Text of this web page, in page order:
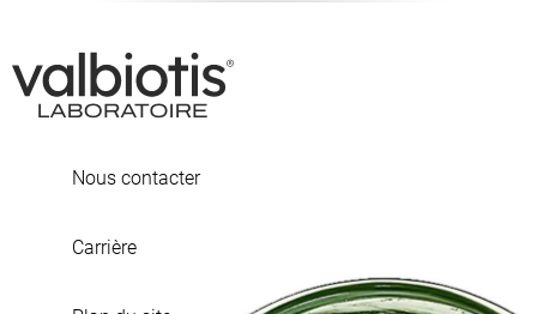
Nous contacter
Carrière